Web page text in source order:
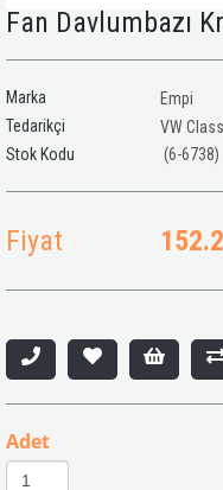
Fan Davlumbazı
Marka
Empi
Tedarikçi
VW
(6-6738)
Fiyat
Adet